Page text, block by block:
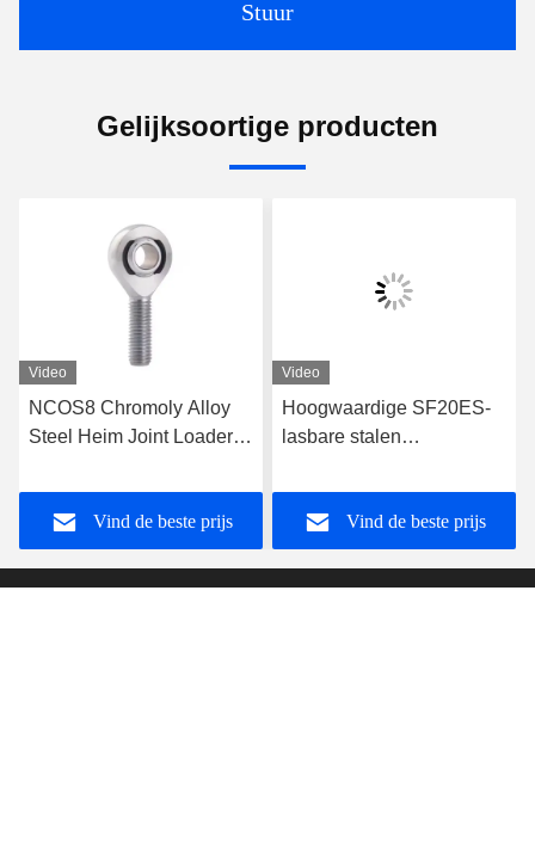
Stuur
Gelijksoortige producten
Video
NCOS8 Chromoly Alloy
Steel Heim Joint Loader
draadstaaf Eindlager voor
4x4 Off-Road Vehicle
Vind de beste prijs
Video
Hoogwaardige SF20ES-
lasbare stalen
eindlager voor
bouwmachines
Vind de beste prijs